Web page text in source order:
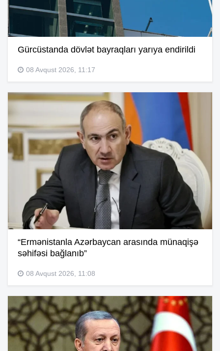
Gürcüstanda dövlət bayraqları yarıya endirildi
08 Avqust 2026, 11:17
“Ermənistanla Azərbaycan arasında münaqişə
səhifəsi bağlanıb”
08 Avqust 2026, 11:08